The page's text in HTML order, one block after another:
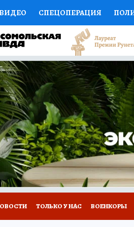
СПЕЦОПЕРАЦИЯ
НАУКА СПОРТ
ДОКТОР
ПОЛКА ПРОГНОЗЫ НА СПОРТ
НЕДВИЖИМОСТЬ
РЕКЛАМА ТЕСТЫ НОВОЕ
ТОЛЬКО У НАС ВОЕНКОРЫ